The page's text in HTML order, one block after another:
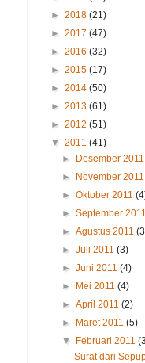
► 2018 (21)
► 2017 (47)
► 2016 (32)
► 2015 (17)
► 2014 (50)
► 2013 (61)
► 2012 (51)
▼ 2011 (41)
► Desember
► November
►Oktober 2011
►September
►Agustus 2011
►Juli 2011(3)
►Juni 2011(4)
► Mei 2011(4)
►April 2011(2)
► Maret 2011(5)
▼ Februari 2011
Surat dari